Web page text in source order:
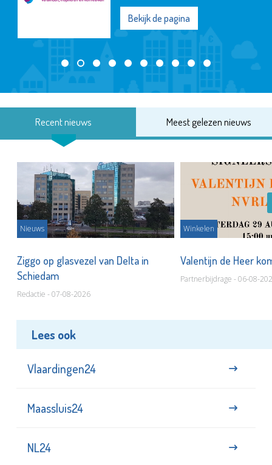
Recent nieuws Meest gelezen nieuws
Nieuws
Ziggo op glasvezel van Delta in
Schiedam
Redactie - 07-08-2026
Winkelen
Valentijn de Heer
Partnerbijdrage - 06-08-
Lees ook
Vlaardingen24
Maassluis24
NL24